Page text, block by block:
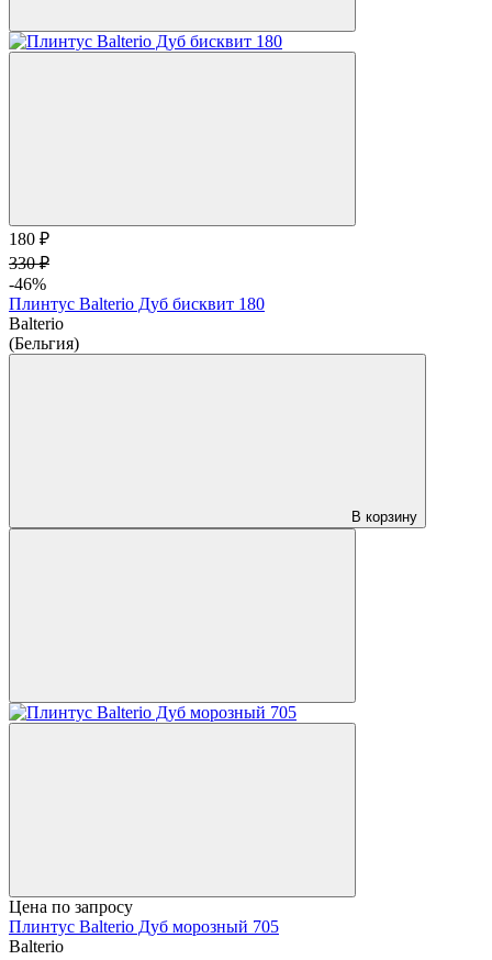
180 ₽
330 ₽
-46%
Плинтус Balterio Дуб бисквит 180
Balterio
(Бельгия)
В корзину
Цена по запросу
Плинтус Balterio Дуб морозный 705
Balterio